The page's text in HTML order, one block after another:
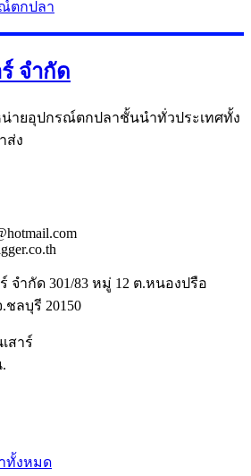
ตกปลา
จำกัด
น่ายอุปกรณ์ตกปลาชั้นนำทั่วประเทศทั้ง
ส่ง
จำกัด 301/83 หมู่ 12 ต.หนองปรือ
ชลบุรี 20150
สาร์
ทั้งหมด